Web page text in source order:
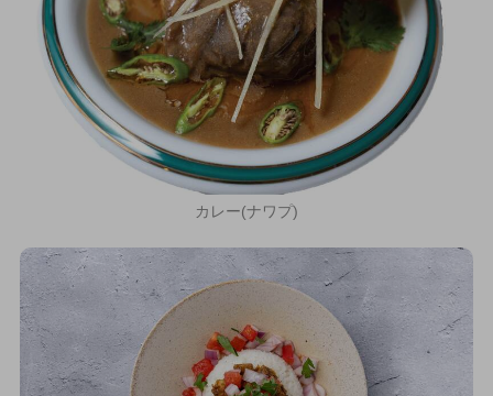
カレー(ナワプ)